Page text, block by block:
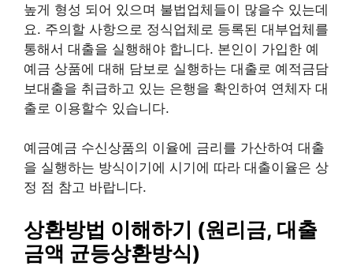
높게 형성 되어 있으며 불법업체들이 많을수 있는데
요. 주의할 사항으로 정식업체로 등록된 대부업체를
통해서 대출을 실행해야 합니다. 본인이 가입한 예
예금 상품에 대해 담보로 실행하는 대출로 예적금담
보대출을 취급하고 있는 은행을 확인하여 연체자 대
출로 이용할수 있습니다.
예금예금 수신상품의 이율에 금리를 가산하여 대출
을 실행하는 방식이기에 시기에 따라 대출이율은 상
정 점 참고 바랍니다.
상환방법 이해하기 (원리금, 대출
금액 균등상환방식)